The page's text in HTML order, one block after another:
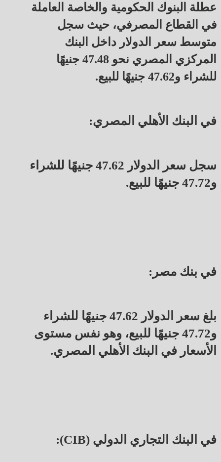
عطلة البنوك الحكومية والخاصة العاملة
في القطاع المصرفي، حيث سجل
متوسط سعر الدولار داخل البنك
المركزي المصري نحو 47.48 جنيهًا
للشراء و47.62 جنيهًا للبيع.
في البنك الأهلي المصري:
سجل سعر الدولار 47.62 جنيهًا للشراء
و47.72 جنيهًا للبيع.
في بنك مصر:
بلغ سعر الدولار 47.62 جنيهًا للشراء
و47.72 جنيهًا للبيع، وهو نفس مستوى
الأسعار في البنك الأهلي المصري.
في البنك التجاري الدولي (CIB):